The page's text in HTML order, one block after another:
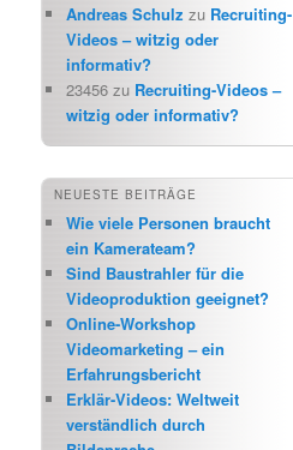
Andreas Schulz zu Recruiting-
Videos – witzig oder
informativ?
23456 zu Recruiting-Videos –
witzig oder informativ?
NEUESTE BEITRÄGE
Wie viele Personen braucht
ein Kamerateam?
Sind Baustrahler für die
Videoproduktion geeignet?
Online-Workshop
Videomarketing – ein
Erfahrungsbericht
Erklär-Videos: Weltweit
verständlich durch